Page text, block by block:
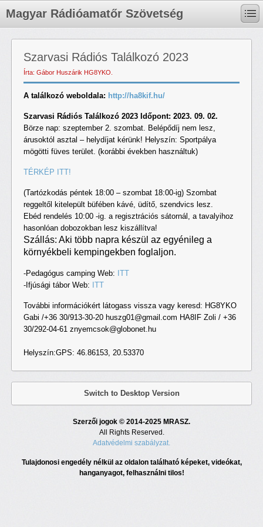
Magyar Rádióamatőr Szövetség
Szarvasi Rádiós Találkozó 2023
Írta: Gábor Huszárik HG8YKO.
A találkozó weboldala: http://ha8kif.hu/
Szarvasi Rádiós Találkozó 2023 Időpont: 2023. 09. 02.
Börze nap: szeptember 2. szombat. Belépődíj nem lesz,
árusoktól asztal – helydíjat kérünk! Helyszín: Sportpálya
mögötti füves terület. (korábbi években használtuk)
TÉRKÉP ITT!
(Tartózkodás péntek 18:00 – szombat 18:00-ig) Szombat
reggeltől kitelepült büfében kávé, üdítő, szendvics lesz.
Ebéd rendelés 10:00 -ig. a regisztrációs sátornál, a tavalyihoz
hasonlóan dobozokban lesz kiszállítva!
Szállás: Aki több napra készül az egyénileg a
környékbeli kempingekben foglaljon.
-Pedagógus camping Web: ITT
-Ifjúsági tábor Web: ITT
További információkért látogass vissza vagy keresd: HG8YKO
Gabi /+36 30/913-30-20 huszg01@gmail.com HA8IF Zoli / +36
30/292-04-61 znyemcsok@globonet.hu
Helyszín:GPS: 46.86153, 20.53370
Switch to Desktop Version
Szerzői jogok © 2014-2025 MRASZ.
All Rights Reserved.
Adatvédelmi szabályzat.
Tulajdonosi engedély nélkül az oldalon található képeket, videókat,
hanganyagot, felhasználni tilos!